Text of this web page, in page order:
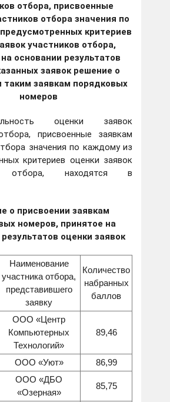
отбора, присвоенные
отбора значения по
критериев
участников отбора,
основании результатов
заявок решение о
таким заявкам порядковых
номеров
оценки заявок
присвоенные заявкам
значения по каждому из
критериев оценки заявок
отбора, находятся в
о присвоении заявкам
номеров, принятое на
оценки заявок
Наименование
участника отбора,
представившего
заявку
Количество
набранных
баллов
ООО «Центр
Компьютерных
Технологий»
89,46
ООО «Уют» 86,99
ООО «ДБО
«Озерная»
85,75